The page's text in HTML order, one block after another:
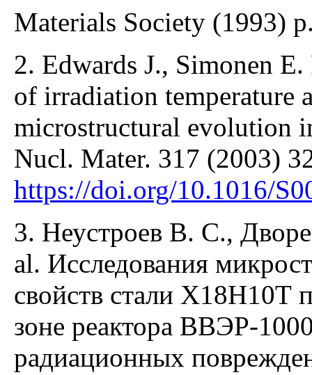
Materials Society (1993)
2. Edwards J., Simonen
of irradiation temperature
microstructural evolution
Nucl. Mater. 317 (2003)
https://doi.org/10.1016/
3. Неустроев В. С.,
al. Исследования
свойств стали Х18Н10Т
зоне реактора ВВЭР-
радиационных